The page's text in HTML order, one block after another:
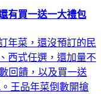
有買一送一大禮包
年菜，還沒預訂的民
西式任選，還加量不
回饋，以及買一送
王品年菜倒數開搶